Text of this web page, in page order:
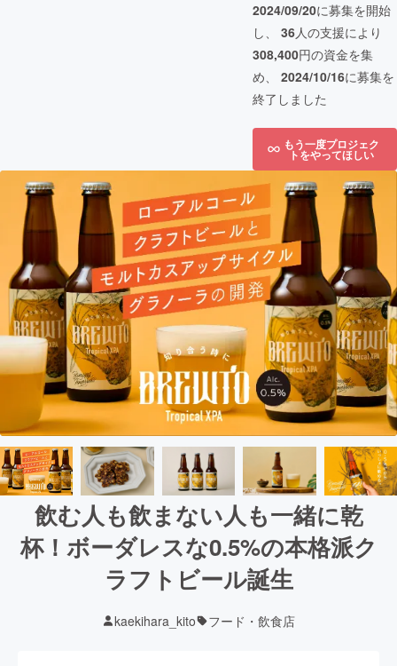
2024/09/20に募集を開始
し、 36人の支援により
308,400円の資金を集
め、 2024/10/16に募集を
終了しました
もう一度プロジェク
トをやってほしい
飲む人も飲まない人も一緒に乾
杯！ボーダレスな0.5%の本格派ク
ラフトビール誕生
kaekihara_kito フード・飲食店